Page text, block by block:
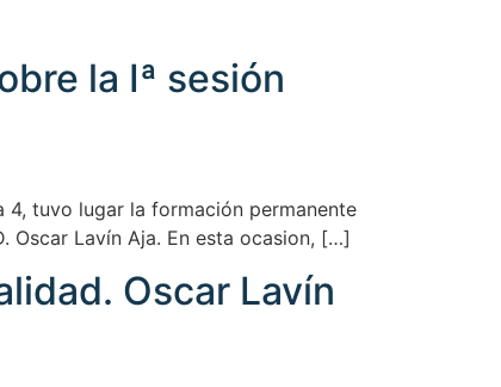
la Iª sesión
4, tuvo lugar la formación permanente
Oscar Lavín Aja. En esta ocasion, […]
Oscar Lavín